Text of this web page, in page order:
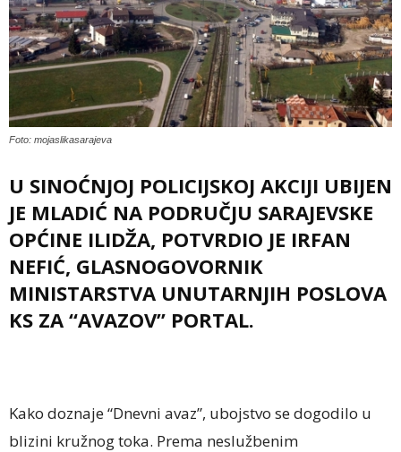
Foto: mojaslikasarajeva
U SINOĆNJOJ POLICIJSKOJ AKCIJI UBIJEN
JE MLADIĆ NA PODRUČJU SARAJEVSKE
OPĆINE ILIDŽA, POTVRDIO JE IRFAN
NEFIĆ, GLASNOGOVORNIK
MINISTARSTVA UNUTARNJIH POSLOVA
KS ZA “AVAZOV” PORTAL.
Kako doznaje “Dnevni avaz”, ubojstvo se dogodilo u
blizini kružnog toka. Prema neslužbenim